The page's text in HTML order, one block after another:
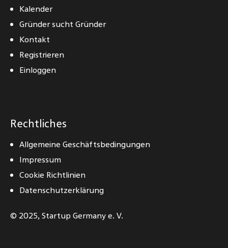
Kalender
Gründer sucht Gründer
Kontakt
Registrieren
Einloggen
Rechtliches
Allgemeine Geschäftsbedingungen
Impressum
Cookie Richtlinien
Datenschutzerklärung
© 2025,Startup Germany e. V.